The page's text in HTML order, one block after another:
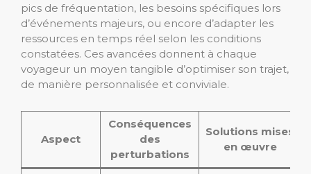
pics de fréquentation, les besoins spécifiques lors
d’événements majeurs, ou encore d’adapter les
ressources en temps réel selon les conditions
constatées. Ces avancées donnent à chaque
voyageur un moyen tangible d’optimiser son trajet,
de manière personnalisée et conviviale.
Aspect
Conséquences
des
perturbations
Solutions mises
en œuvre